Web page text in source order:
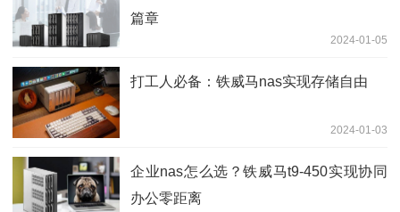
篇章
2024-01-05
打工人必备：铁威马nas实现存储自由
2024-01-03
企业nas怎么选？铁威马t9-450实现协同
办公零距离